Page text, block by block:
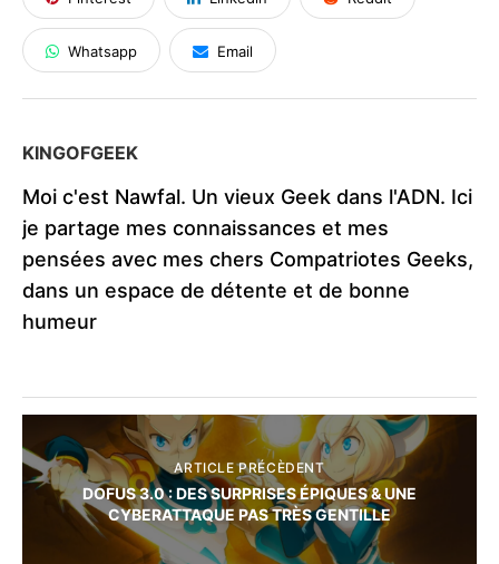
Whatsapp Email
KINGOFGEEK
Moi c'est Nawfal. Un vieux Geek dans l'ADN. Ici
je partage mes connaissances et mes
pensées avec mes chers Compatriotes Geeks,
dans un espace de détente et de bonne
humeur
ARTICLE PRÉCÈDENT
DOFUS 3.0 : DES SURPRISES ÉPIQUES & UNE
CYBERATTAQUE PAS TRÈS GENTILLE